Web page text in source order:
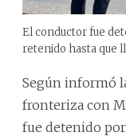
El conductor fue
retenido hasta que
Según informó
fronteriza con
fue detenido